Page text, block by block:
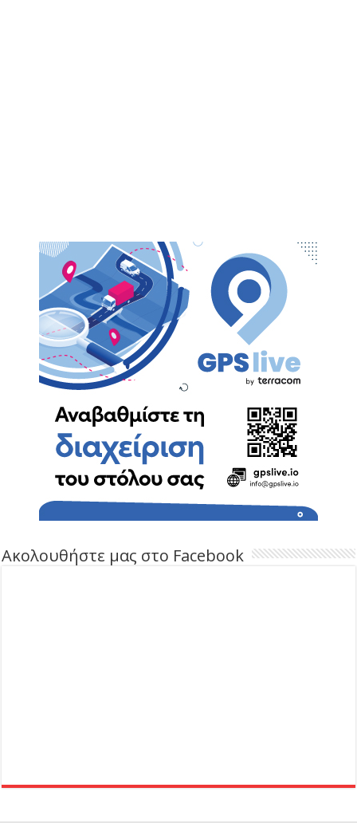
Ακολουθήστε μας στο Facebook